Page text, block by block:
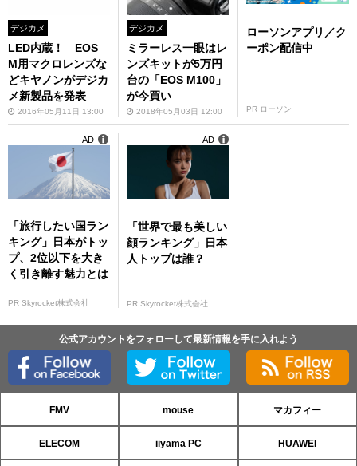
デジカメ
LED内蔵！ EOS
M用マクロレンズな
どキヤノンがデジカ
メ新製品を発表
2016年05月11日 13:00
デジカメ
ミラーレス一眼はレ
ンズキットが5万円
台の「EOS M100」
が今買い
2018年05月03日 12:00
ローソンアプリ／ク
ーポン配信中
PR ローソン
「旅行したい国ラン
キング」日本がトッ
プ、2位以下を大き
く引き離す魅力とは
PR Skyrocket株式会社
AD
「世界で最も美しい
顔ランキング」日本
人トップは誰？
PR Skyrocket株式会社
AD
公式アカウントをフォローして最新情報を手に入れよう
FMV mouse マカフィー
ELECOM iiyama PC HUAWEI